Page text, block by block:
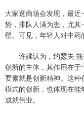
大家逛商场会发现，最
势，排队人满为患，尤
罄。可见，年轻人对中药
许嫘认为，约瑟夫·熊
创新的主体，其作用在于
要素就是创新精神。这
模式的创新，也体现在
成就伟业。